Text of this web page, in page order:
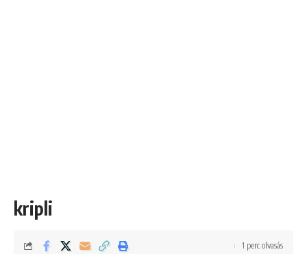
kripli
1 perc olvasás